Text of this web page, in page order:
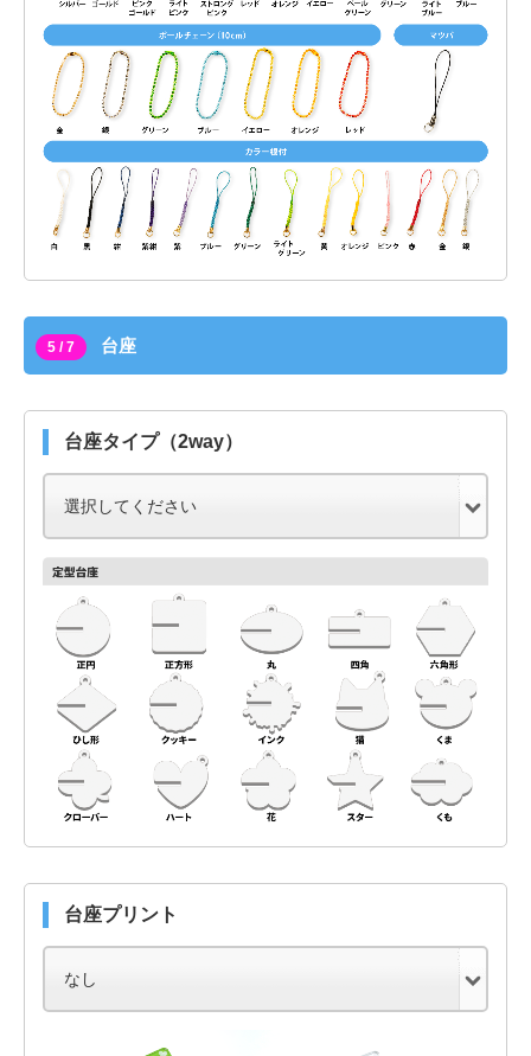
5 / 7 台座
台座タイプ（2way）
台座プリント